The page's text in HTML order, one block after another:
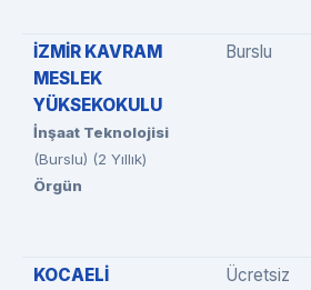
İZMİR KAVRAM
MESLEK
YÜKSEKOKULU
İnşaat Teknolojisi
(Burslu) (2 Yıllık)
Örgün
Burslu
KOCAELİ
Ücretsiz